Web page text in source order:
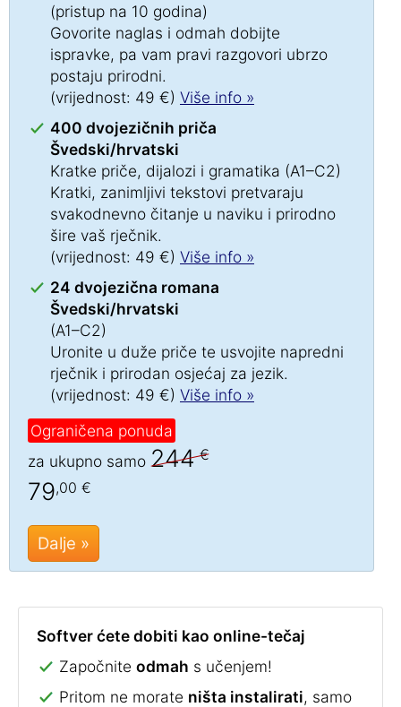
(pristup na 10 godina)
Govorite naglas i odmah dobijte
ispravke, pa vam pravi razgovori ubrzo
postaju prirodni.
(vrijednost: 49 €) Više info »
400 dvojezičnih priča
Švedski/hrvatski
Kratke priče, dijalozi i gramatika (A1–C2)
Kratki, zanimljivi tekstovi pretvaraju
svakodnevno čitanje u naviku i prirodno
šire vaš rječnik.
(vrijednost: 49 €) Više info »
24 dvojezična romana
Švedski/hrvatski
(A1–C2)
Uronite u duže priče te usvojite napredni
rječnik i prirodan osjećaj za jezik.
(vrijednost: 49 €) Više info »
Ograničena ponuda
za ukupno samo 244€
79,00 €
Dalje »
Softver ćete dobiti kao online-tečaj
Započnite odmah s učenjem!
Pritom ne morate ništa instalirati, samo